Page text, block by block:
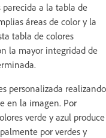
a la tabla de
áreas de color y la
tabla de colores
la mayor integridad de
personalizada realizando
en la imagen. Por
verde y azul produce
por verdes y